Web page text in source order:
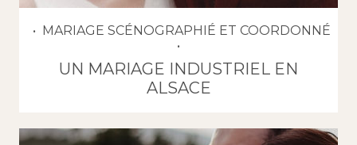
MARIAGE SCÉNOGRAPHIÉ ET COORDONNÉ
UN MARIAGE INDUSTRIEL EN
ALSACE